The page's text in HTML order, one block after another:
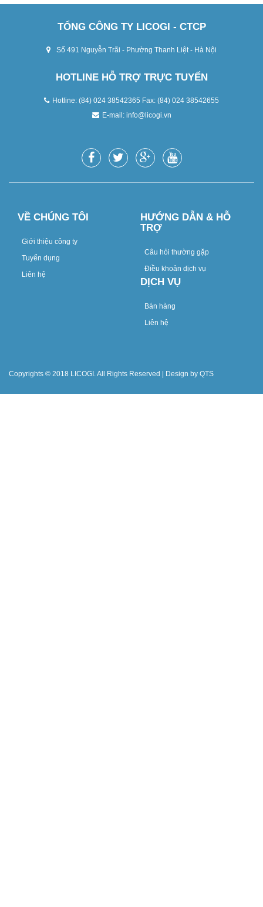
TỔNG CÔNG TY LICOGI - CTCP
Số 491 Nguyễn Trãi - Phường Thanh Liệt - Hà Nội
HOTLINE HỖ TRỢ TRỰC TUYẾN
Hotline: (84) 024 38542365 Fax: (84) 024 38542655
E-mail: info@licogi.vn
VỀ CHÚNG TÔI
Giới thiệu công ty
Tuyển dụng
Liên hệ
HƯỚNG DẪN & HỖ
TRỢ
Câu hỏi thường gặp
Điều khoản dịch vụ
DỊCH VỤ
Bán hàng
Liên hệ
Copyrights © 2018 LICOGI. All Rights Reserved | Design by QTS